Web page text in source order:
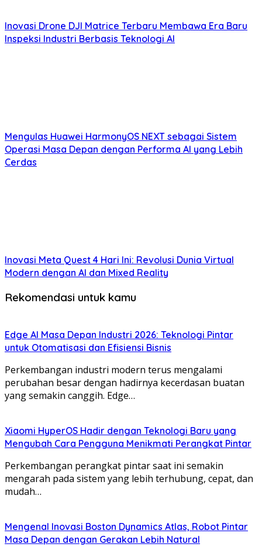
Inovasi Drone DJI Matrice Terbaru Membawa Era Baru
Inspeksi Industri Berbasis Teknologi AI
Mengulas Huawei HarmonyOS NEXT sebagai Sistem
Operasi Masa Depan dengan Performa AI yang Lebih
Cerdas
Inovasi Meta Quest 4 Hari Ini: Revolusi Dunia Virtual
Modern dengan AI dan Mixed Reality
Rekomendasi untuk kamu
Edge AI Masa Depan Industri 2026: Teknologi Pintar
untuk Otomatisasi dan Efisiensi Bisnis
Perkembangan industri modern terus mengalami
perubahan besar dengan hadirnya kecerdasan buatan
yang semakin canggih. Edge…
Xiaomi HyperOS Hadir dengan Teknologi Baru yang
Mengubah Cara Pengguna Menikmati Perangkat Pintar
Perkembangan perangkat pintar saat ini semakin
mengarah pada sistem yang lebih terhubung, cepat, dan
mudah…
Mengenal Inovasi Boston Dynamics Atlas, Robot Pintar
Masa Depan dengan Gerakan Lebih Natural